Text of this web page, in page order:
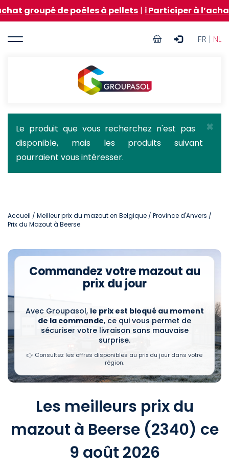
Aller
au
principal
de poêles à pellets|ℹ️ Participer à l’achat groupé
FR | NL
User
Groupasol
×
Message
d'état
Le produit que vous recherchez n'est pas
disponible, mais les produits suivant
pourraient vous intéresser.
Accueil / Meilleur prix du mazout en Belgique / Province d'Anvers /
Prix du Mazout à Beerse
Commandez votre mazout au
prix du jour
Avec Groupasol, le prix est bloqué au moment
de la commande, ce qui vous permet de
sécuriser votre livraison sans mauvaise
surprise.
👉 Consultez les offres disponibles au prix du jour dans votre
région.
Les meilleurs prix du
mazout à Beerse (2340) ce
9 août 2026